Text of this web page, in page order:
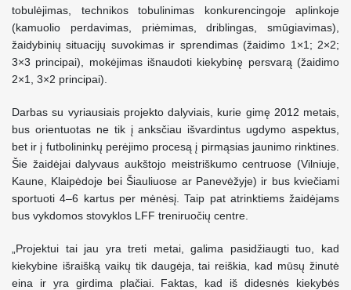
tobulėjimas, technikos tobulinimas konkurencingoje aplinkoje
(kamuolio perdavimas, priėmimas, driblingas, smūgiavimas),
žaidybinių situacijų suvokimas ir sprendimas (žaidimo 1×1; 2×2;
3×3 principai), mokėjimas išnaudoti kiekybinę persvarą (žaidimo
2×1, 3×2 principai).
Darbas su vyriausiais projekto dalyviais, kurie gimę 2012 metais,
bus orientuotas ne tik į anksčiau išvardintus ugdymo aspektus,
bet ir į futbolininkų perėjimo procesą į pirmąsias jaunimo rinktines.
Šie žaidėjai dalyvaus aukštojo meistriškumo centruose (Vilniuje,
Kaune, Klaipėdoje bei Šiauliuose ar Panevėžyje) ir bus kviečiami
sportuoti 4–6 kartus per mėnėsį. Taip pat atrinktiems žaidėjams
bus vykdomos stovyklos LFF treniruočių centre.
„Projektui tai jau yra treti metai, galima pasidžiaugti tuo, kad
kiekybine išraišką vaikų tik daugėja, tai reiškia, kad mūsų žinutė
eina ir yra girdima plačiai. Faktas, kad iš didesnės kiekybės